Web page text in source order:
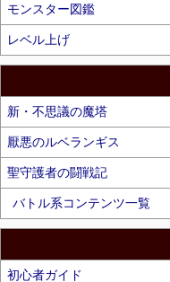
モンスター図鑑
レベル上げ
新・不思議の魔塔
厭悪のルベランギス
聖守護者の闘戦記
バトル系コンテンツ一覧
初心者ガイド